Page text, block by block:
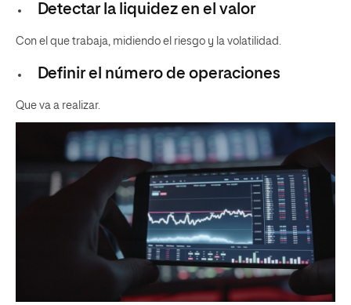
Detectar la liquidez en el valor
Con el que trabaja, midiendo el riesgo y la volatilidad.
Definir el número de operaciones
Que va a realizar.